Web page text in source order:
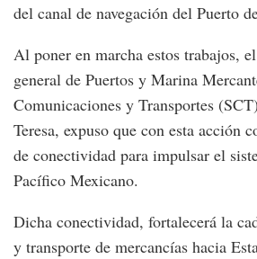
del canal de navegación del Puerto
Al poner en marcha estos trabajos,
general de Puertos y Marina
Comunicaciones y Transportes
Teresa, expuso que con esta acción
de conectividad para impulsar el
Pacífico Mexicano.
Dicha conectividad, fortalecerá la
y transporte de mercancías hacia